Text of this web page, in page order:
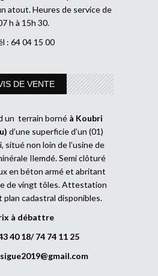
atout. Heures de service de
h à 15h 30.
: 64 04 15 00
DE VENTE
un terrain borné à Koubri
d’une superficie d’un (01)
situé non loin de l’usine de
Ilemdé. Semi clôturé
en béton armé et abritant
de vingt tôles. Attestation
cadastral disponibles.
à débattre
40 18/ 74 74 11 25